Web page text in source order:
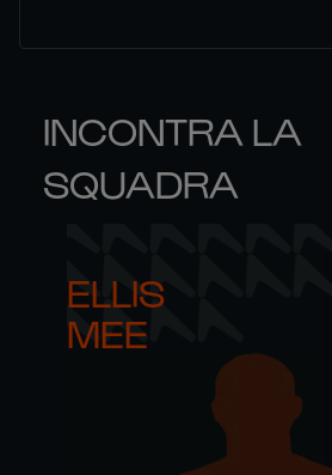
INCONTRA LA
SQUADRA
ELLIS
MEE